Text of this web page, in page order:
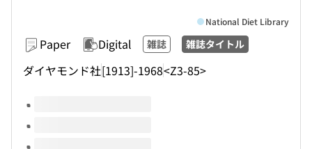
Paper Digital 雑誌 雑誌タイトル
ダイヤモンド社[1913]-1968<Z3-85>
National Diet Library
Volumes of this title